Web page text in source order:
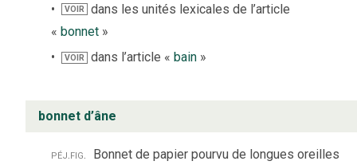
VOIR
dans les unités lexicales de l’article
« bonnet »
VOIR dans l’article « bain »
bonnet d’âne
péj.fig.
Bonnet de papier pourvu de longues oreilles